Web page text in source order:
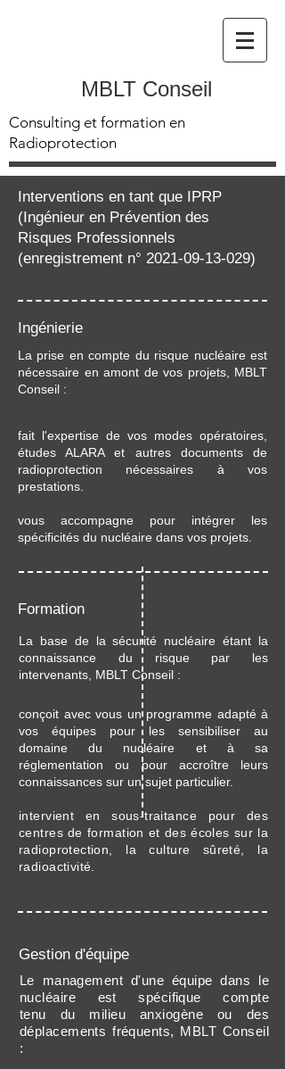
MBLT Conseil
Consulting et formation en
Radioprotection
Interventions en tant que IPRP
(Ingénieur en Prévention des
Risques Professionnels
(enregistrement n° 2021-09-13-029)
Ingénierie
La prise en compte du risque nucléaire est
nécessaire en amont de vos projets, MBLT
Conseil :
fait l'expertise de vos modes opératoires,
études ALARA et autres documents de
radioprotection nécessaires à vos
prestations.
vous accompagne pour intégrer les
spécificités du nucléaire dans vos projets.
Formation
La base de la sécurité nucléaire étant la
connaissance du risque par les
intervenants, MBLT Conseil :
conçoit avec vous un programme adapté à
vos équipes pour les sensibiliser au
domaine du nucléaire et à sa
réglementation ou pour accroître leurs
connaissances sur un sujet particulier.
intervient en sous-traitance pour des
centres de formation et des écoles sur la
radioprotection, la culture sûreté, la
radioactivité.
Gestion d'équipe
Le management d'une équipe dans le
nucléaire est spécifique compte
tenu du milieu anxiogène ou des
déplacements fréquents, MBLT Conseil
: